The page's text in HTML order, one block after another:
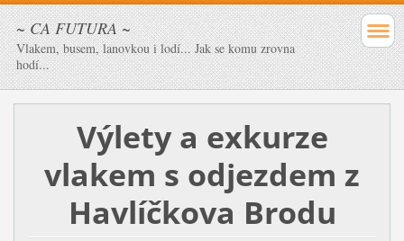
~ CA FUTURA ~
Vlakem, busem, lanovkou i lodí... Jak se komu zrovna
hodí...
Výlety a exkurze
vlakem s odjezdem z
Havlíčkova Brodu